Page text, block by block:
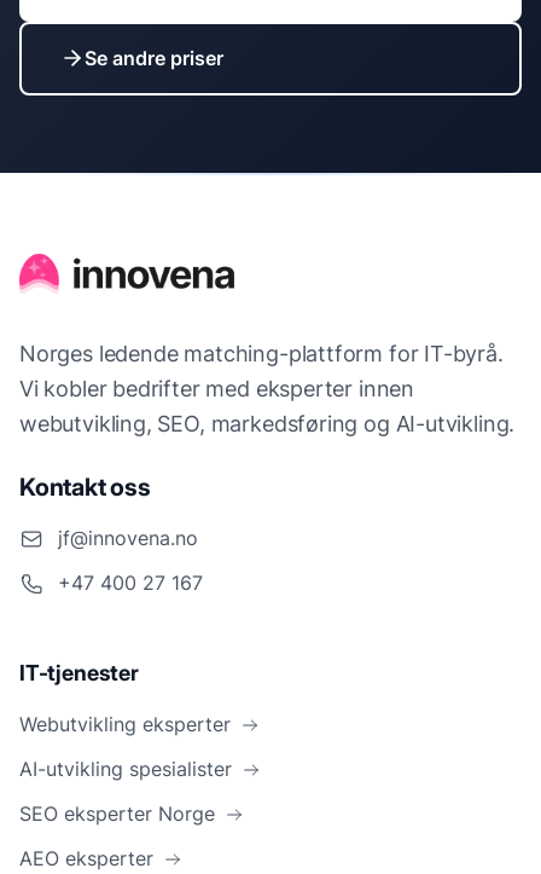
Se andre priser
Norges ledende matching-plattform for IT-byrå.
Vi kobler bedrifter med eksperter innen
webutvikling, SEO, markedsføring og AI-utvikling.
Kontakt oss
jf@innovena.no
+47 400 27 167
IT-tjenester
Webutvikling eksperter
AI-utvikling spesialister
SEO eksperter Norge
AEO eksperter